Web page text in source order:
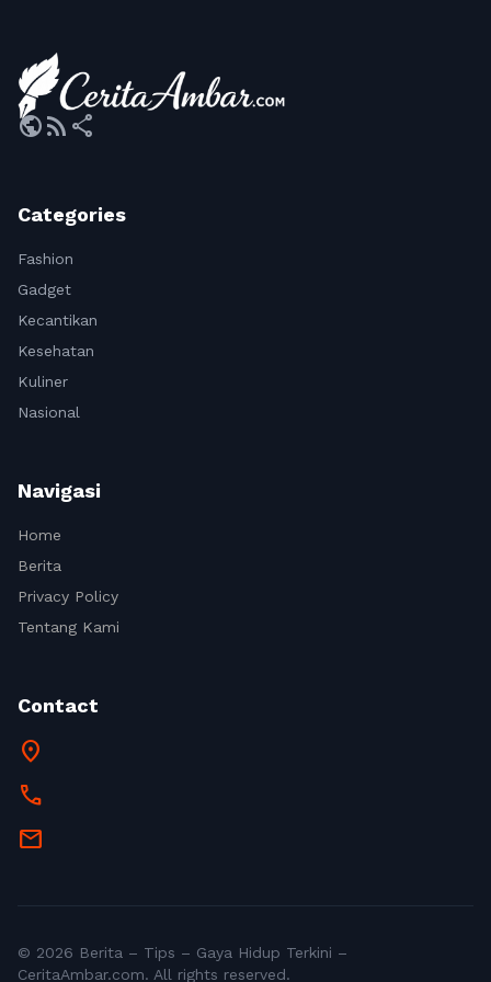
publicrss_feed share
Categories
Fashion
Gadget
Kecantikan
Kesehatan
Kuliner
Nasional
Navigasi
Home
Berita
Privacy Policy
Tentang Kami
Contact
location_on
call
mail
© 2026 Berita – Tips – Gaya Hidup Terkini –
CeritaAmbar.com. All rights reserved.